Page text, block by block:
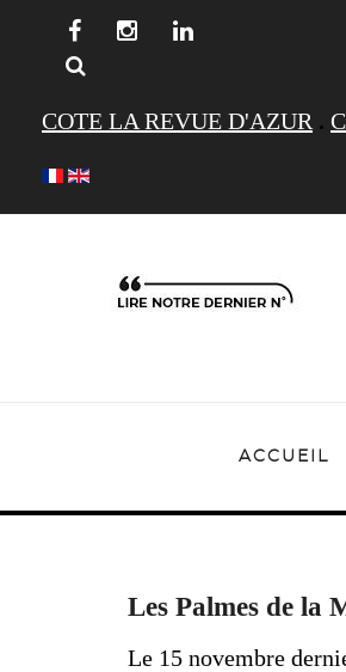
COTE LA REVUE D'AZUR .
ACCUEIL
Les Palmes de la
Le 15 novembre